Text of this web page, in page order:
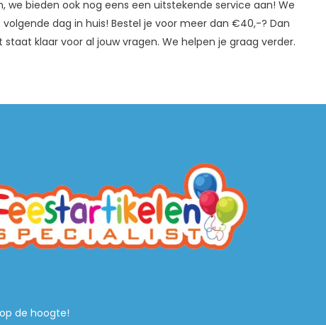
bieden ook nog eens een uitstekende service aan! We
dag in huis! Bestel je voor meer dan €40,-? Dan
klaar voor al jouw vragen. We helpen je graag verder.
de hoogte!